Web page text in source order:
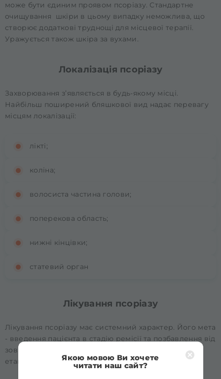
може бути єдиним проявом псоріазу. Стандартне
очищування шкіри в цьому випадку неможлива, що
створює додаткові труднощі для місцевої терапії.
Уражується також шкіра за вухами.
Локалізація псоріазу
Захворювання з’являється в будь-якому місці.
Найбільш поширений бляшкової вид надає перевагу
місцям локалізації:
лікті;
коліна;
волосиста частина голови;
поперекова область;
нижні кінцівки;
статевий орган
Лікування псоріазу
Лікування псоріазу має системний характер. Його мета
- введення пацієнта в стадію ремісії та позбавлення від
зовнішніх проявів на шкірі. Лікування складається з
етапів:
Якою мовою Ви хочете
читати наш сайт?